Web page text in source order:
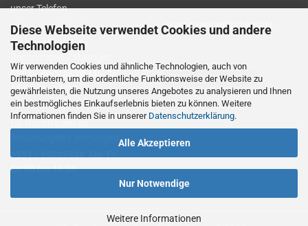
Diese Webseite verwendet Cookies und andere
Technologien
Wir verwenden Cookies und ähnliche Technologien, auch von
Drittanbietern, um die ordentliche Funktionsweise der Website zu
gewährleisten, die Nutzung unseres Angebotes zu analysieren und Ihnen
ein bestmögliches Einkaufserlebnis bieten zu können. Weitere
Informationen finden Sie in unserer Datenschutzerklärung.
Alle Akzeptieren
Nur Notwendige
Weitere Informationen
unser Telefon
für Nachfragen zu
0551 - 89028638 Mo-Fr.
15:00 bis 17:00
0551 - 89028638 Mo-Fr.
09:00 bis 16:00
KUNDENBEWERTUNGEN
Vertrag widerrufen